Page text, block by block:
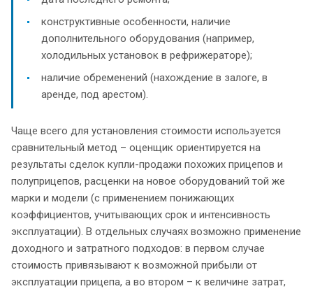
конструктивные особенности, наличие
дополнительного оборудования (например,
холодильных установок в рефрижераторе);
наличие обременений (нахождение в залоге, в
аренде, под арестом).
Чаще всего для установления стоимости используется
сравнительный метод – оценщик ориентируется на
результаты сделок купли-продажи похожих прицепов и
полуприцепов, расценки на новое оборудований той же
марки и модели (с применением понижающих
коэффициентов, учитывающих срок и интенсивность
эксплуатации). В отдельных случаях возможно применение
доходного и затратного подходов: в первом случае
стоимость привязывают к возможной прибыли от
эксплуатации прицепа, а во втором – к величине затрат,